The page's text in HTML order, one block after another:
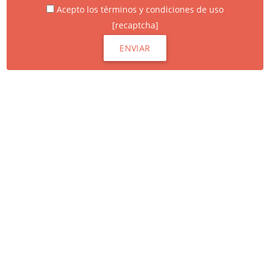
Acepto los términos y condiciones de uso
[recaptcha]